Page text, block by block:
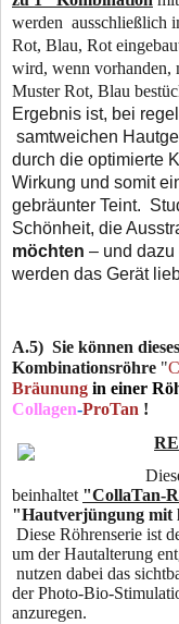
werden ausschließlich
Rot, Blau, Rot
wird, wenn vorhanden,
Muster Rot, Blau
Ergebnis ist, bei
samtweichen
durch die optimierte
Wirkung und somit
gebräunter Teint.
Schönheit, die
möchten – und
werden das Gerät
A.5) Sie können
Kombinationsröhre "
Bräunung in einer
Collagen-ProTan !
beinhaltet "CollaTan-
"Hautverjüngung mit
Diese Röhrenserie ist
um der Hautalterung
nutzen dabei das
der Photo-Bio-
anzuregen.